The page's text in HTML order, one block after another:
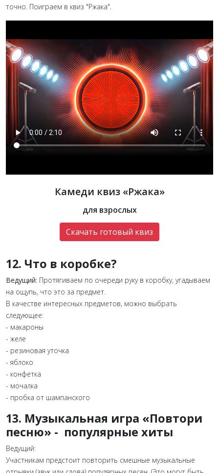
точно. Поиграем в квиз "Ржака".
Камеди квиз «‎Ржака»
для взрослых
Скачать готовый квиз
12. Что в коробке?
Ведущий: Протягиваем по очереди руку в коробку, угадываем
на ощупь, что это за предмет.
В качестве интересных предметов, можно выбрать
следующее:
- макароны
- желе
- резиновая уточка
- яблоко
- конфетка
- мочалка
- пробка от шампанского
13. Музыкальная игра «Повтори
песню» - популярные хиты
Ведущий:
Участникам предстоит повторить смешные музыкальные